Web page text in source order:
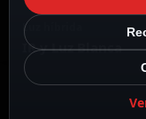
Luz híbrida
IR y Luz Blanca